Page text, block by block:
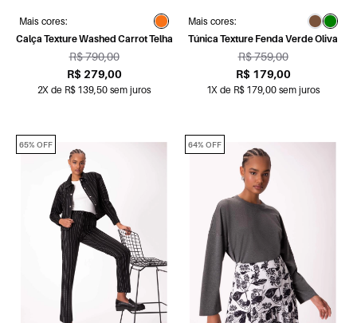
Mais cores:
Calça Texture Washed Carrot Telha
R$ 790,00
R$ 279,00
2X de R$ 139,50 sem juros
Mais cores:
Túnica Texture Fenda Verde Oliva
R$ 759,00
R$ 179,00
1X de R$ 179,00 sem juros
65% OFF 64% OFF